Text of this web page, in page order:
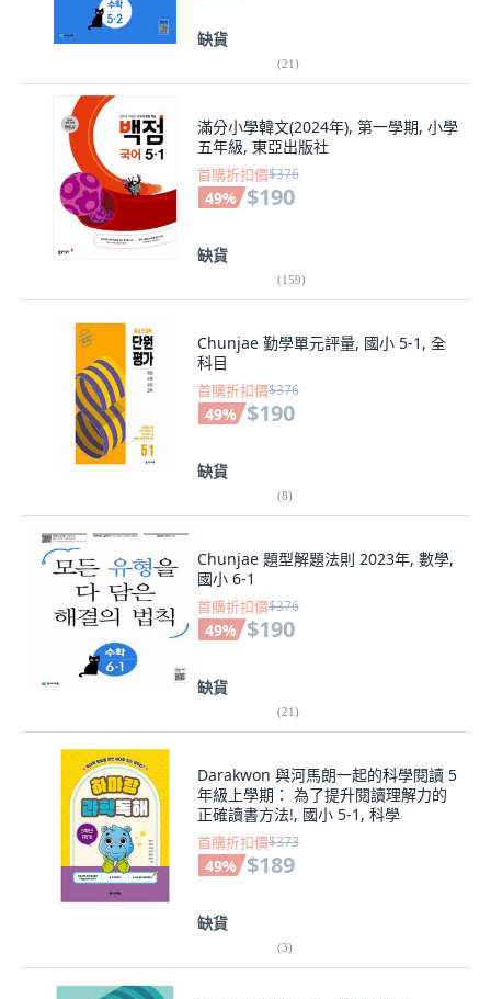
缺貨
(21)
滿分小學韓文(2024年), 第一學期, 小學
五年級, 東亞出版社
首購折扣價$376
49% $190
缺貨
(159)
Chunjae 勤學單元評量, 國小 5-1, 全
科目
首購折扣價$376
49% $190
缺貨
(8)
Chunjae 題型解題法則 2023年, 數學,
國小 6-1
首購折扣價$376
49% $190
缺貨
(21)
Darakwon 與河馬朗一起的科學閱讀 5
年級上學期： 為了提升閱讀理解力的
正確讀書方法!, 國小 5-1, 科學
首購折扣價$373
49% $189
缺貨
(3)